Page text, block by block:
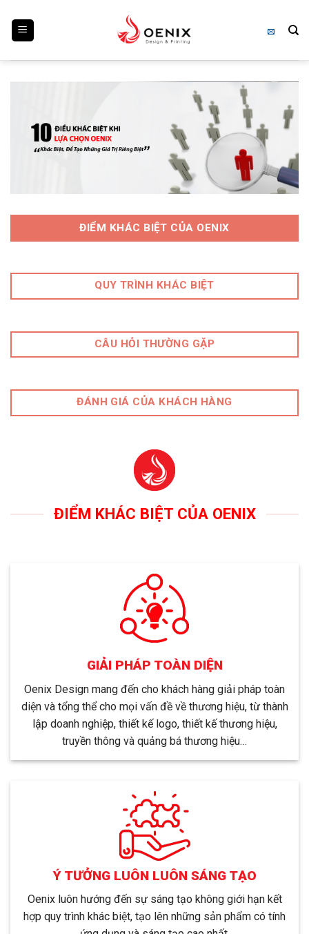
content
ĐIỂM KHÁC BIỆT CỦA OENIX
QUY TRÌNH KHÁC BIỆT
CÂU HỎI THƯỜNG GẶP
ĐÁNH GIÁ CỦA KHÁCH HÀNG
ĐIỂM KHÁC BIỆT CỦA OENIX
GIẢI PHÁP TOÀN DIỆN
Oenix Design mang đến cho khách hàng giải pháp toàn
diện và tổng thể cho mọi vấn đề về thương hiệu, từ thành
lập doanh nghiệp, thiết kế logo, thiết kế thương hiệu,
truyền thông và quảng bá thương hiệu…
Ý TƯỞNG LUÔN LUÔN SÁNG TẠO
Oenix luôn hướng đến sự sáng tạo không giới hạn kết
hợp quy trình khác biệt, tạo lên những sản phẩm có tính